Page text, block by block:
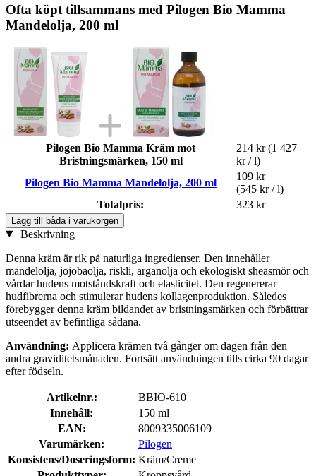
Ofta köpt tillsammans med Pilogen Bio Mamma
Mandelolja, 200 ml
Pilogen Bio Mamma Kräm mot
Bristningsmärken, 150 ml
214 kr (1 427
kr / l)
Pilogen Bio Mamma Mandelolja, 200 ml
109 kr
(545 kr / l)
Totalpris:
323 kr
Lägg till båda i varukorgen
Beskrivning
Denna kräm är rik på naturliga ingredienser. Den innehåller
mandelolja, jojobaolja, riskli, arganolja och ekologiskt sheasmör och
vårdar hudens motståndskraft och elasticitet. Den regenererar
hudfibrerna och stimulerar hudens kollagenproduktion. Således
förebygger denna kräm bildandet av bristningsmärken och förbättrar
utseendet av befintliga sådana.
Användning: Applicera krämen två gånger om dagen från den
andra graviditetsmånaden. Fortsätt användningen tills cirka 90 dagar
efter födseln.
Artikelnr.:
BBIO-610
Innehåll:
150 ml
EAN:
8009335006109
Varumärken:
Pilogen
Konsistens/Doseringsform: Kräm/Creme